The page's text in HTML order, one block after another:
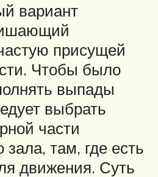
вариант
присущей
Чтобы было
выпады
выбрать
части
зала, там, где есть
движения. Суть